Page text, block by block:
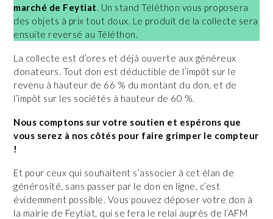
marché de Feytiat. Un stand Téléthon vous proposera
des objets à prix tout doux. Le produit de la collecte sera
ensuite reversé au Téléthon.
La collecte est d’ores et déjà ouverte aux généreux
donateurs. Tout don est déductible de l’impôt sur le
revenu à hauteur de 66 % du montant du don, et de
l’impôt sur les sociétés à hauteur de 60 %.
Nous comptons sur votre soutien et espérons que
vous serez à nos côtés pour faire grimper le compteur
!
Et pour ceux qui souhaitent s’associer à cet élan de
générosité, sans passer par le don en ligne, c’est
évidemment possible. Vous pouvez déposer votre don à
la mairie de Feytiat, qui se fera le relai auprès de l’AFM